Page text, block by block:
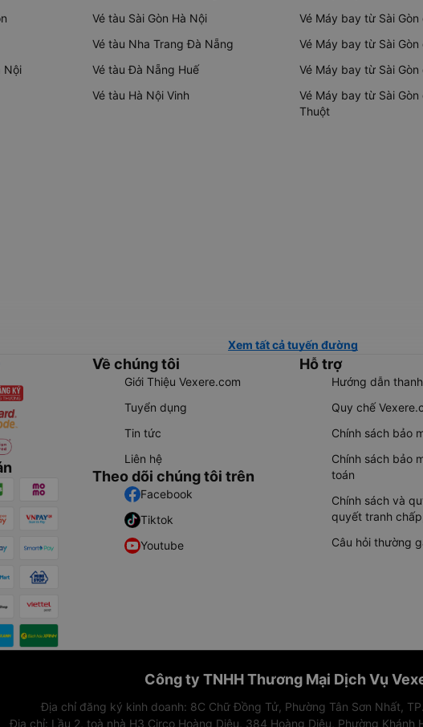
Nội
Vé tàu Sài Gòn Hà Nội
Vé tàu Nha Trang Đà Nẵng
Vé tàu Đà Nẵng Huế
Vé tàu Hà Nội Vinh
Vé Máy bay từ Sài
Vé Máy bay từ Sài
Vé Máy bay từ Sài Gòn
Vé Máy bay từ Sài Gòn
Thuột
Xem tất cả tuyến đường
Về chúng tôi
Giới Thiệu Vexere.com
Tuyển dụng
Tin tức
Liên hệ
Theo dõi chúng tôi trên
Facebook
Tiktok
Youtube
Hỗ trợ
Hướng dẫn
Quy chế
Chính sách bảo
Chính sách bảo
toán
Chính sách và
quyết tranh
Câu hỏi thường
Công ty TNHH Thương Mại Dịch Vụ
Địa chỉ đăng ký kinh doanh: 8C Chữ Đồng Tử, Phường Tân Sơn Nhất,
Địa chỉ: Lầu 2, toà nhà H3 Circo Hoàng Diệu, 384 Hoàng Diệu, Phường Khánh